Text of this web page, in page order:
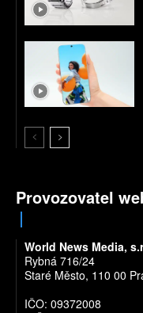
Provozovatel
World News Media,
Rybná 716/24
Staré Město, 110 00
IČO: 09372008